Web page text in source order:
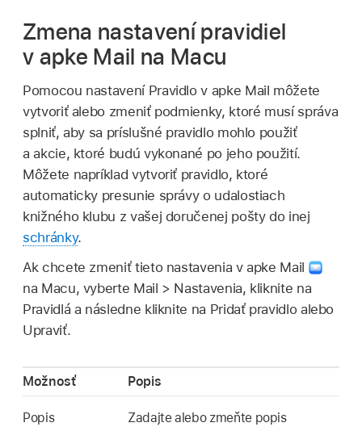
Zmena nastavení pravidiel
v apke Mail na Macu
Pomocou nastavení Pravidlo v apke Mail môžete
vytvoriť alebo zmeniť podmienky, ktoré musí správa
splniť, aby sa príslušné pravidlo mohlo použiť
a akcie, ktoré budú vykonané po jeho použití.
Môžete napríklad vytvoriť pravidlo, ktoré
automaticky presunie správy o udalostiach
knižného klubu z vašej doručenej pošty do inej
schránky.
Ak chcete zmeniť tieto nastavenia v apke Mail
na Macu, vyberte Mail > Nastavenia, kliknite na
Pravidlá a následne kliknite na Pridať pravidlo alebo
Upraviť.
Možnosť Popis
Popis
Zadajte alebo zmeňte popis